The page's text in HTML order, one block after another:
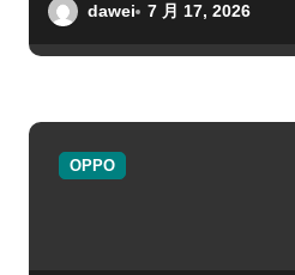
dawei 7 月 17, 2026
OPPO